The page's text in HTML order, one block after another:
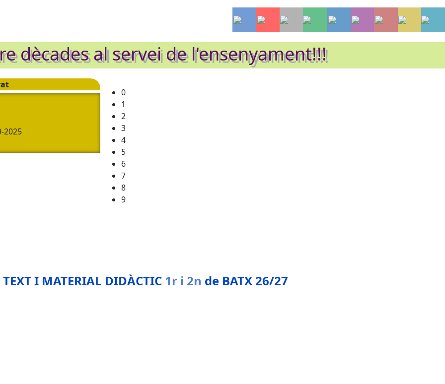
dècades al servei de l'ensenyament!!!
2025
0
1
2
3
4
5
6
7
8
9
TEXT I MATERIAL DIDÀCTIC 1r i 2n de BATX 26/27